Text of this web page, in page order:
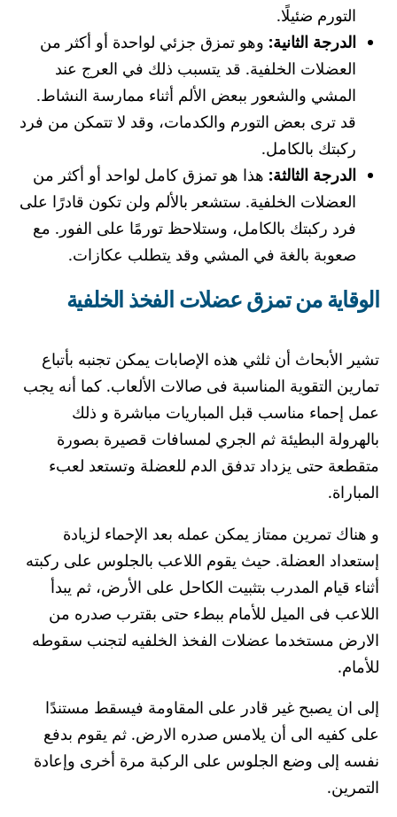
التورم ضئيلًا.
الدرجة الثانية: وهو تمزق جزئي لواحدة أو أكثر من
العضلات الخلفية. قد يتسبب ذلك في العرج عند
المشي والشعور ببعض الألم أثناء ممارسة النشاط.
قد ترى بعض التورم والكدمات، وقد لا تتمكن من فرد
ركبتك بالكامل.
الدرجة الثالثة: هذا هو تمزق كامل لواحد أو أكثر من
العضلات الخلفية. ستشعر بالألم ولن تكون قادرًا على
فرد ركبتك بالكامل، وستلاحظ تورمًا على الفور. مع
صعوبة بالغة في المشي وقد يتطلب عكازات.
الوقاية من تمزق عضلات الفخذ الخلفية
تشير الأبحاث أن ثلثي هذه الإصابات يمكن تجنبه بأتباع
تمارين التقوية المناسبة فى صالات الألعاب. كما أنه يجب
عمل إحماء مناسب قبل المباريات مباشرة و ذلك
بالهرولة البطيئة ثم الجري لمسافات قصيرة بصورة
متقطعة حتى يزداد تدفق الدم للعضلة وتستعد لعبء
المباراة.
و هناك تمرين ممتاز يمكن عمله بعد الإحماء لزيادة
إستعداد العضلة. حيث يقوم اللاعب بالجلوس على ركبته
أثناء قيام المدرب بتثبيت الكاحل على الأرض، ثم يبدأ
اللاعب فى الميل للأمام ببطء حتى بقترب صدره من
الارض مستخدما عضلات الفخذ الخلفيه لتجنب سقوطه
للأمام.
إلى ان يصبح غير قادر على المقاومة فيسقط مستندًا
على كفيه الى أن يلامس صدره الارض. ثم يقوم بدفع
نفسه إلى وضع الجلوس على الركبة مرة أخرى وإعادة
التمرين.